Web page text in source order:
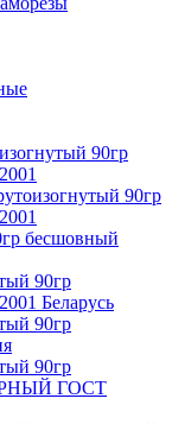
90гр
90гр
бесшовный
90гр
Беларусь
90гр
90гр
ГОСТ